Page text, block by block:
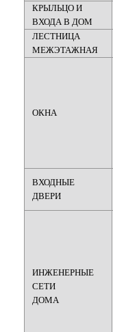
КРЫЛЬЦО И
ВХОДА В ДОМ
ЛЕСТНИЦА
МЕЖЭТАЖНАЯ
ОКНА
ВХОДНЫЕ
ДВЕРИ
ИНЖЕНЕРНЫЕ
СЕТИ
ДОМА